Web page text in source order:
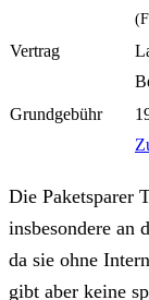
Die Paketsparer
insbesondere an
da sie ohne
gibt aber keine